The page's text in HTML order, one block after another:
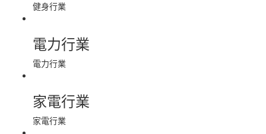
健身行業
電力行業
電力行業
家電行業
家電行業